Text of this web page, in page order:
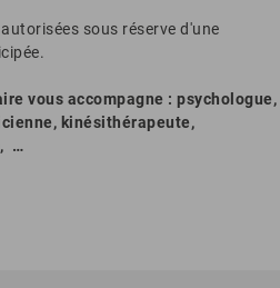
sous réserve d'une
vous accompagne : psychologue,
kinésithérapeute,
…